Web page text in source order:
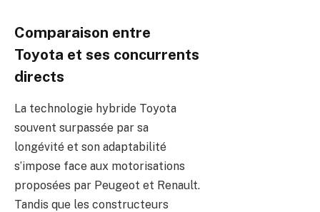
Comparaison entre
Toyota et ses concurrents
directs
La technologie hybride Toyota
souvent surpassée par sa
longévité et son adaptabilité
s’impose face aux motorisations
proposées par Peugeot et Renault.
Tandis que les constructeurs